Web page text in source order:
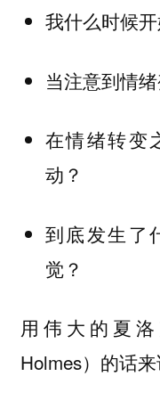
我什么时候
当注意到情
在情绪转变
动？
到底发生了
觉？
用伟大的夏洛
Holmes）的话